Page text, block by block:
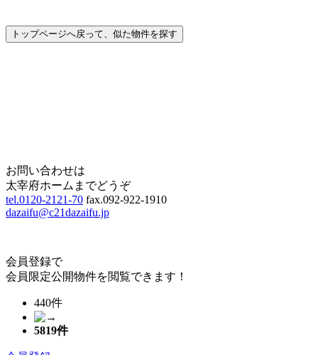
お問い合わせは
太宰府ホームまでどうぞ
tel.0120-2121-70 fax.092-922-1910
dazaifu@c21dazaifu.jp
会員登録で
会員限定公開物件を閲覧できます！
440件
5819件